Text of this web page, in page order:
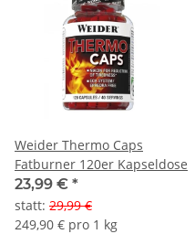
Weider Thermo Caps
Fatburner 120er Kapseldose
23,99 € *
statt: 29,99 €
249,90 € pro 1 kg